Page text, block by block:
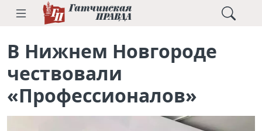
В Нижнем Новгороде
чествовали
«Профессионалов»